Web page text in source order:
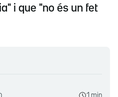
i que "no és un fet
1 min